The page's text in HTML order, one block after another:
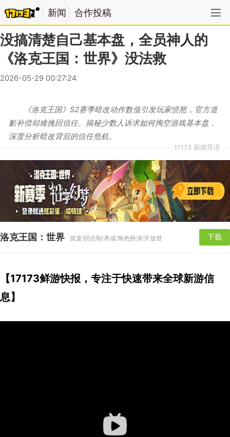
新闻 合作投稿
没搞清楚自己基本盘，全员神人的
《洛克王国：世界》没法救
2026-05-29 00:27:24
17173 新闻导语
《洛克王国》S2赛季暗改动作数值引发玩家愤怒，官方道
歉补偿却难挽回信任。揭秘少数人诉求如何掏空游戏基本盘，
深度分析暗改背后的信任危机。
洛克王国：世界 抓宠/回合制/养成/角色扮演/开放世界 下载
【17173鲜游快报，专注于快速带来全球新游信
息】